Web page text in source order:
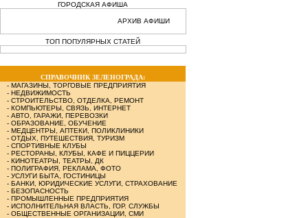
ГОРОДСКАЯ АФИША
АРХИВ АФИШИ
ТОП ПОПУЛЯРНЫХ СТАТЕЙ
СПРАВОЧНИК ЗЕЛЕНОГРАДА:
- МАГАЗИНЫ, ТОРГОВЫЕ ПРЕДПРИЯТИЯ
- НЕДВИЖИМОСТЬ
- СТРОИТЕЛЬСТВО, ОТДЕЛКА, РЕМОНТ
- КОМПЬЮТЕРЫ, СВЯЗЬ, ИНТЕРНЕТ
- АВТО, ГАРАЖИ, ПЕРЕВОЗКИ
- ОБРАЗОВАНИЕ, ОБУЧЕНИЕ
- МЕДЦЕНТРЫ, АПТЕКИ, ПОЛИКЛИНИКИ
- ОТДЫХ, ПУТЕШЕСТВИЯ, ТУРИЗМ
- СПОРТИВНЫЕ КЛУБЫ
- РЕСТОРАНЫ, КЛУБЫ, КАФЕ И ПИЦЦЕРИИ
- КИНОТЕАТРЫ, ТЕАТРЫ, ДК
- ПОЛИГРАФИЯ, РЕКЛАМА, ФОТО
- УСЛУГИ БЫТА, ГОСТИНИЦЫ
- БАНКИ, ЮРИДИЧЕСКИЕ УСЛУГИ, СТРАХОВАНИЕ
- БЕЗОПАСНОСТЬ
- ПРОМЫШЛЕННЫЕ ПРЕДПРИЯТИЯ
- ИСПОЛНИТЕЛЬНАЯ ВЛАСТЬ, ГОР. СЛУЖБЫ
- ОБЩЕСТВЕННЫЕ ОРГАНИЗАЦИИ, СМИ